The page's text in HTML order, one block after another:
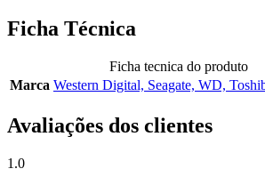
Ficha Técnica
Ficha tecnica do produto
Marca Western Digital, Seagate, WD,
Avaliações dos clientes
1.0